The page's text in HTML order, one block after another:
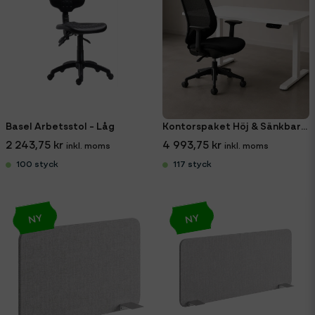
Basel Arbetsstol - Låg
2 243,75 kr
100 styck
Kontorspaket Höj & Sänkbart Skrivbord + Kontorsstol
4 993,75 kr
117 styck
NY NY